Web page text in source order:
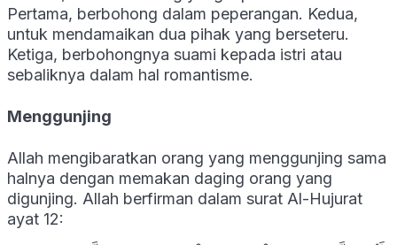
Pertama, berbohong dalam peperangan. Kedua,
untuk mendamaikan dua pihak yang berseteru.
Ketiga, berbohongnya suami kepada istri atau
sebaliknya dalam hal romantisme.
Menggunjing
Allah mengibaratkan orang yang menggunjing sama
halnya dengan memakan daging orang yang
digunjing. Allah berfirman dalam surat Al-Hujurat
ayat 12: